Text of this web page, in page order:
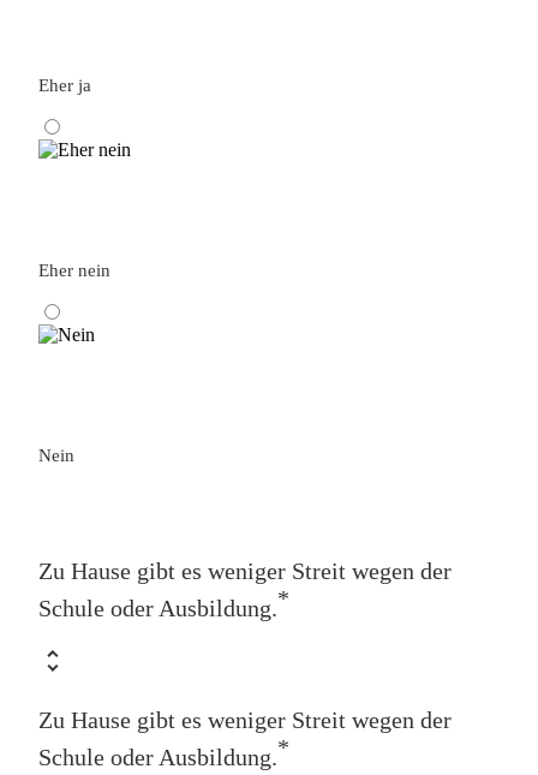
Eher ja
Eher nein
Nein
Zu Hause gibt es weniger Streit wegen der
Schule oder Ausbildung.*
Zu Hause gibt es weniger Streit wegen der
Schule oder Ausbildung.*